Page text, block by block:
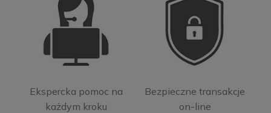
Ekspercka pomoc na
każdym kroku
Bezpieczne transakcje
on-line